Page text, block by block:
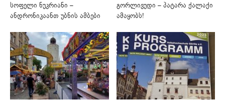
სოფელი ნუკრიანი –
ანდრონიკაანთ უბნის ამბები
გორლივუდი – პატარა ქალაქი
ამაყობს!